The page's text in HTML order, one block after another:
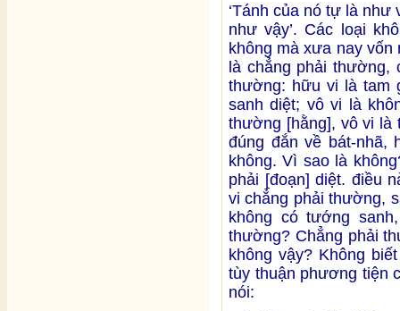
‘Tánh của nó tự là như
như vậy’. Các loại
không mà xưa nay
là chẳng phải thường,
thường: hữu vi là tam
sanh diệt; vô vi là
thường [hằng], vô vi
đúng đắn về bát-
không. Vì sao là
phải [đoạn] diệt. điều
vi chẳng phải thường,
không có tướng
thường? Chẳng phải
không vậy? Không
tùy thuận phương tiện
nói: